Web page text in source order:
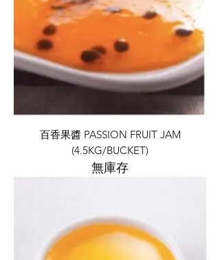
百香果醬 PASSION FRUIT JAM
(4.5KG/BUCKET)
無庫存